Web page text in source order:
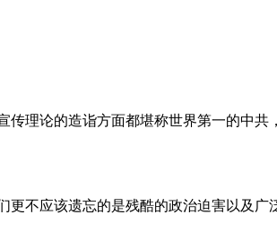
传理论的造诣方面都堪称世界第一的中共
更不应该遗忘的是残酷的政治迫害以及